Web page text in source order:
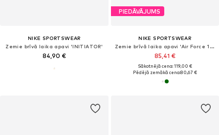
NIKE SPORTSWEAR
Zemie brīvā laika apavi 'INITIATOR'
84,90 €
PIEDĀVĀJUMS
NIKE SPORTSWEAR
Zemie brīvā laika apavi 'Air Force 1 '07 LV8'
85,41 €
Sākotnējā cena: 119,00 €
Pēdējā zemākā cena:80,67 €